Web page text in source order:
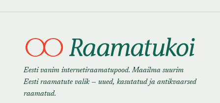
Eesti vanim internetiraamatupood. Maailma suurim
Eesti raamatute valik — uued, kasutatud ja antikvaarsed
raamatud.